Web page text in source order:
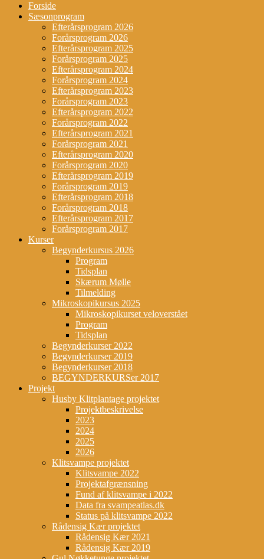
Forside
Sæsonprogram
Efterårsprogram 2026
Forårsprogram 2026
Efterårsprogram 2025
Forårsprogram 2025
Efterårsprogram 2024
Forårsprogram 2024
Efterårsprogram 2023
Forårsprogram 2023
Efterårsprogram 2022
Forårsprogram 2022
Efterårsprogram 2021
Forårsprogram 2021
Efterårsprogram 2020
Forårsprogram 2020
Efterårsprogram 2019
Forårsprogram 2019
Efterårsprogram 2018
Forårsprogram 2018
Efterårsprogram 2017
Forårsprogram 2017
Kurser
Begynderkursus 2026
Program
Tidsplan
Skærum Mølle
Tilmelding
Mikroskopikursus 2025
Mikroskopikurset veloverstået
Program
Tidsplan
Begynderkurser 2022
Begynderkurser 2019
Begynderkurser 2018
BEGYNDERKURSer 2017
Projekt
Husby Klitplantage projektet
Projektbeskrivelse
2023
2024
2025
2026
Klitsvampe projektet
Klitsvampe 2022
Projektafgrænsning
Fund af klitsvampe i 2022
Data fra svampeatlas.dk
Status på klitsvampe 2022
Rådensig Kær projektet
Rådensig Kær 2021
Rådensig Kær 2019